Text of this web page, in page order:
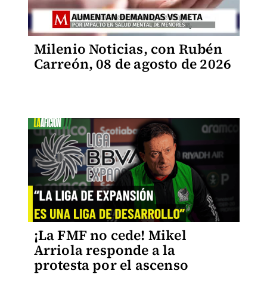
Milenio Noticias, con Rubén
Carreón, 08 de agosto de 2026
¡La FMF no cede! Mikel
Arriola responde a la
protesta por el ascenso